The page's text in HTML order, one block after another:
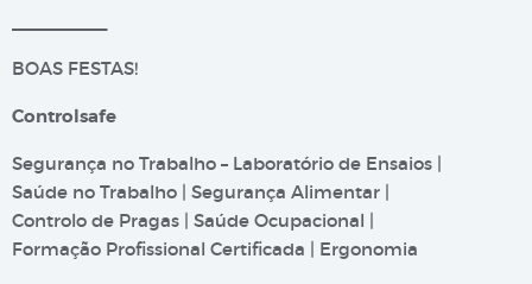
BOAS FESTAS!
Controlsafe
Segurança no Trabalho – Laboratório de Ensaios |
Saúde no Trabalho | Segurança Alimentar |
Controlo de Pragas | Saúde Ocupacional |
Formação Profissional Certificada | Ergonomia